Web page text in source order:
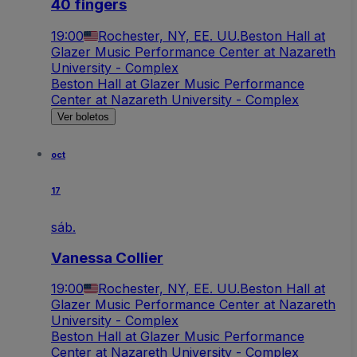
40 fingers
19:00 Rochester, NY, EE. UU.Beston Hall at
Glazer Music Performance Center at Nazareth
University - Complex
Beston Hall at Glazer Music Performance
Center at Nazareth University - Complex
Ver boletos
oct
17
sáb.
Vanessa Collier
19:00 Rochester, NY, EE. UU.Beston Hall at
Glazer Music Performance Center at Nazareth
University - Complex
Beston Hall at Glazer Music Performance
Center at Nazareth University - Complex